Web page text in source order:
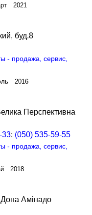
2021
буд.8
- продажа, сервис,
2016
Перспективна
33; (050) 535-59-55
- продажа, сервис,
2018
Амінадо